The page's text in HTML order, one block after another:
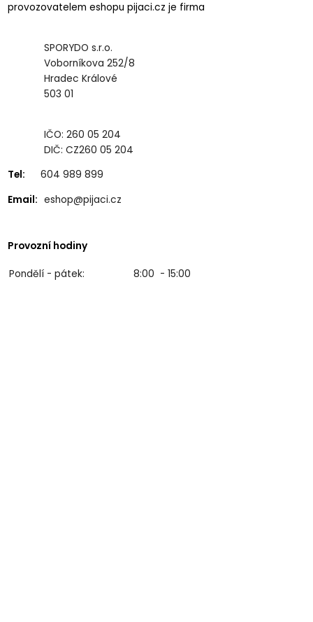
provozovatelem eshopu pijaci.cz je firma
SPORYDO s.r.o.
Voborníkova 252/8
Hradec Králové
503 01
IČO: 260 05 204
DIČ: CZ260 05 204
Tel:
604 989 899
Email: eshop@pijaci.cz
Provozní hodiny
Pondělí - pátek: 8:00 - 15:00